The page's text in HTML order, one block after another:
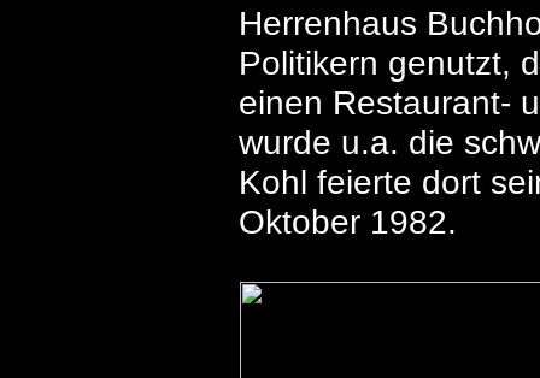
Herrenhaus
Politikern genutzt,
einen Restaurant-
wurde u.a. die
Kohl feierte dort
Oktober 1982.